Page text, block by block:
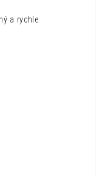
a rychle